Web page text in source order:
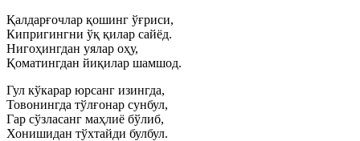
Қалдарғочлар қошинг ўғриси,
Кипригингни ўқ қилар сайёд.
Нигоҳингдан уялар оҳу,
Қоматингдан йиқилар шамшод.
Гул кўкарар юрсанг изингда,
Товонингда тўлғонар сунбул,
Гар сўзласанг маҳлиё бўлиб,
Хонишидан тўхтайди булбул.